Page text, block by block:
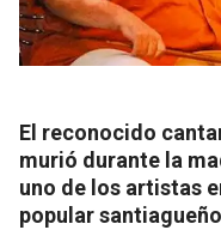
El reconocido
murió durante la
uno de los artistas
popular